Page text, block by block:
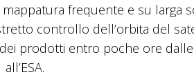
frequente e su larga
controllo dell’orbita del
prodotti entro poche ore